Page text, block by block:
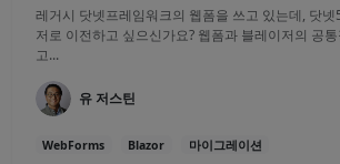
레거시 닷넷프레임워크의 웹폼을 쓰고 있는데, 닷
저로 이전하고 싶으신가요? 웹폼과 블레이저의 공
고...
유 저스틴
WebForms Blazor 마이그레이션